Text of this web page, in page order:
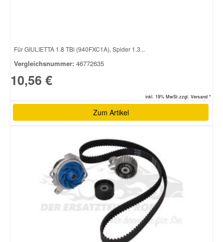
Für GIULIETTA 1.8 TBi (940FXC1A), Spider 1.3...
Vergleichsnummer: 46772635
10,56 €
inkl. 19% MwSt.zzgl. Versand *
Zum Artikel